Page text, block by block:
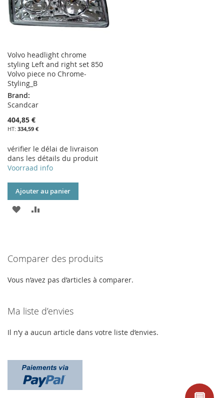
Volvo headlight chrome
styling Left and right set 850
Volvo piece no Chrome-
Styling_B
Brand:
Scandcar
404,85 €
334,59 €
vérifier le délai de livraison
dans les détails du produit
Voorraad info
Ajouter au panier
AJOUTER
LISTE
D’ENVIE
Comparer des produits
Vous n’avez pas d’articles à comparer.
Ma liste d’envies
Il n’y a aucun article dans votre liste d’envies.